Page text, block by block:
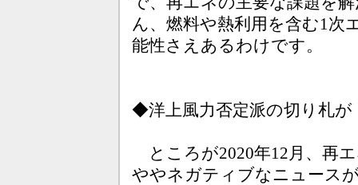
ん、燃料や熱利用を含む1次
能性さえあるわけです。
◆洋上風力否定派の切り札が
ところが2020年12月、再
ややネガティブなニュース